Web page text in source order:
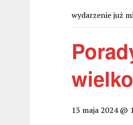
wydarzenie już
13 maja 2024 @